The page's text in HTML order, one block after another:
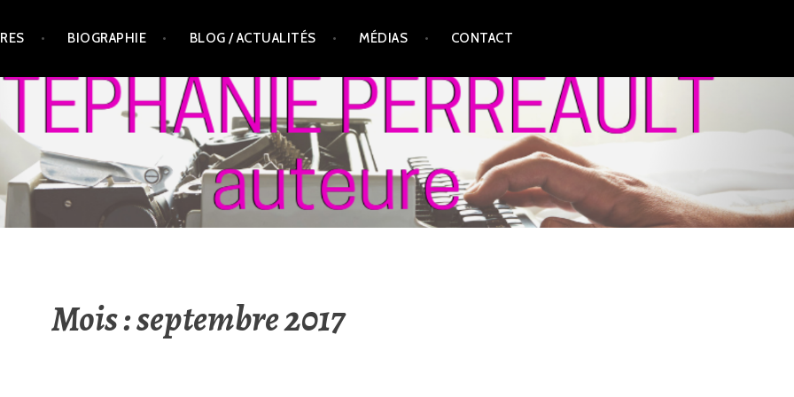
BIOGRAPHIE BLOG / ACTUALITÉS MÉDIAS CONTACT
AUTEURE
Mois :septembre 2017